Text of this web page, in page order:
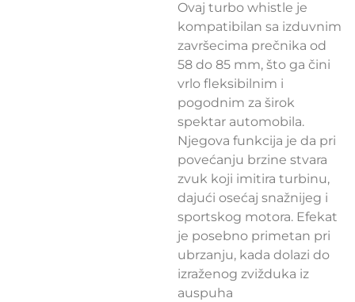
Ovaj turbo whistle je
kompatibilan sa izduvnim
završecima prečnika od
58 do 85 mm, što ga čini
vrlo fleksibilnim i
pogodnim za širok
spektar automobila.
Njegova funkcija je da pri
povećanju brzine stvara
zvuk koji imitira turbinu,
dajući osećaj snažnijeg i
sportskog motora. Efekat
je posebno primetan pri
ubrzanju, kada dolazi do
izraženog zvižduka iz
auspuha